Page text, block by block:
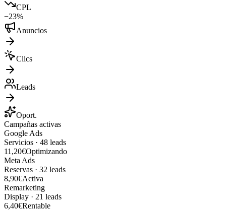
CPL
−23%
Anuncios
Clics
Leads
Oport.
Campañas activas
Google Ads
Servicios · 48 leads
11,20€Optimizando
Meta Ads
Reservas · 32 leads
8,90€Activa
Remarketing
Display · 21 leads
6,40€Rentable